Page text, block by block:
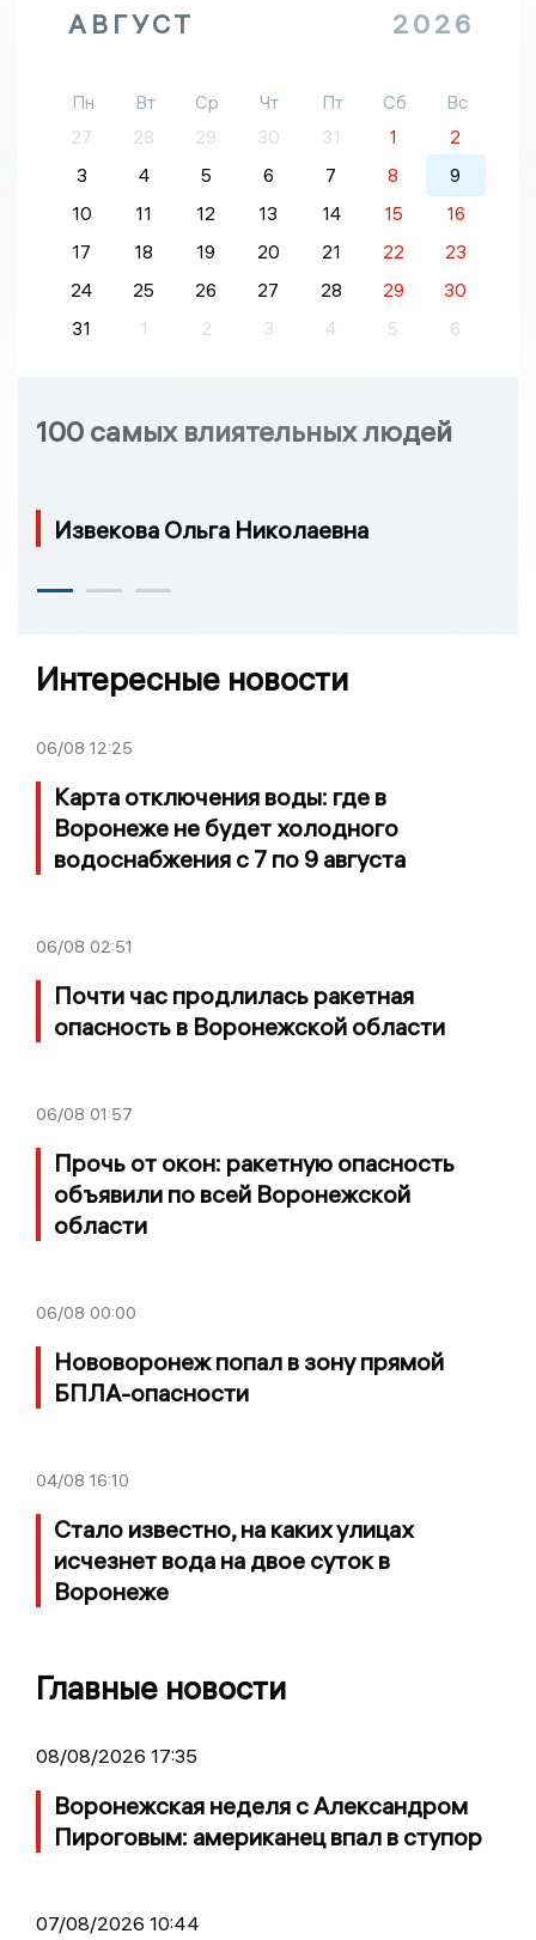
АВГУСТ 2026
Пн Вт Ср Чт Пт Сб
Вс
27
28 29 30 31 1
2
3
4 5 6 7 8
9
10
11 12 13 14 15
16
17
18 19 20 21 22
23
24
25 26 27 28 29
30
31
1 2 3 4 5 6
100 самых влиятельных людей
Извекова Ольга Николаевна
Интересные новости
06/08 12:25
Карта отключения воды: где в
Воронеже не будет холодного
водоснабжения с 7 по 9 августа
06/08 02:51
Почти час продлилась ракетная
опасность в Воронежской области
06/08 01:57
Прочь от окон: ракетную опасность
объявили по всей Воронежской
области
06/08 00:00
Нововоронеж попал в зону прямой
БПЛА-опасности
04/08 16:10
Стало известно, на каких улицах
исчезнет вода на двое суток в
Воронеже
Главные новости
08/08/2026 17:35
Воронежская неделя с Александром
Пироговым: американец впал в ступор
07/08/2026 10:44